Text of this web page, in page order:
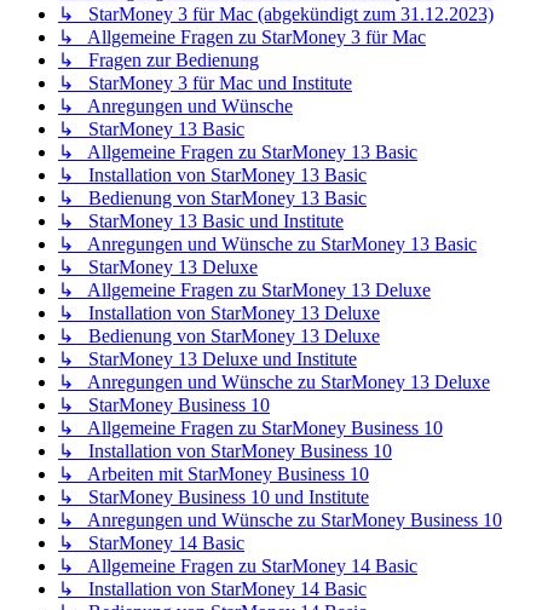
↳ StarMoney 3 für Mac (abgekündigt zum 31.12.2023)
↳ Allgemeine Fragen zu StarMoney 3 für Mac
↳ Fragen zur Bedienung
↳ StarMoney 3 für Mac und Institute
↳ Anregungen und Wünsche
↳ StarMoney 13 Basic
↳ Allgemeine Fragen zu StarMoney 13 Basic
↳ Installation von StarMoney 13 Basic
↳ Bedienung von StarMoney 13 Basic
↳ StarMoney 13 Basic und Institute
↳ Anregungen und Wünsche zu StarMoney 13 Basic
↳ StarMoney 13 Deluxe
↳ Allgemeine Fragen zu StarMoney 13 Deluxe
↳ Installation von StarMoney 13 Deluxe
↳ Bedienung von StarMoney 13 Deluxe
↳ StarMoney 13 Deluxe und Institute
↳ Anregungen und Wünsche zu StarMoney 13 Deluxe
↳ StarMoney Business 10
↳ Allgemeine Fragen zu StarMoney Business 10
↳ Installation von StarMoney Business 10
↳ Arbeiten mit StarMoney Business 10
↳ StarMoney Business 10 und Institute
↳ Anregungen und Wünsche zu StarMoney Business 10
↳ StarMoney 14 Basic
↳ Allgemeine Fragen zu StarMoney 14 Basic
↳ Installation von StarMoney 14 Basic